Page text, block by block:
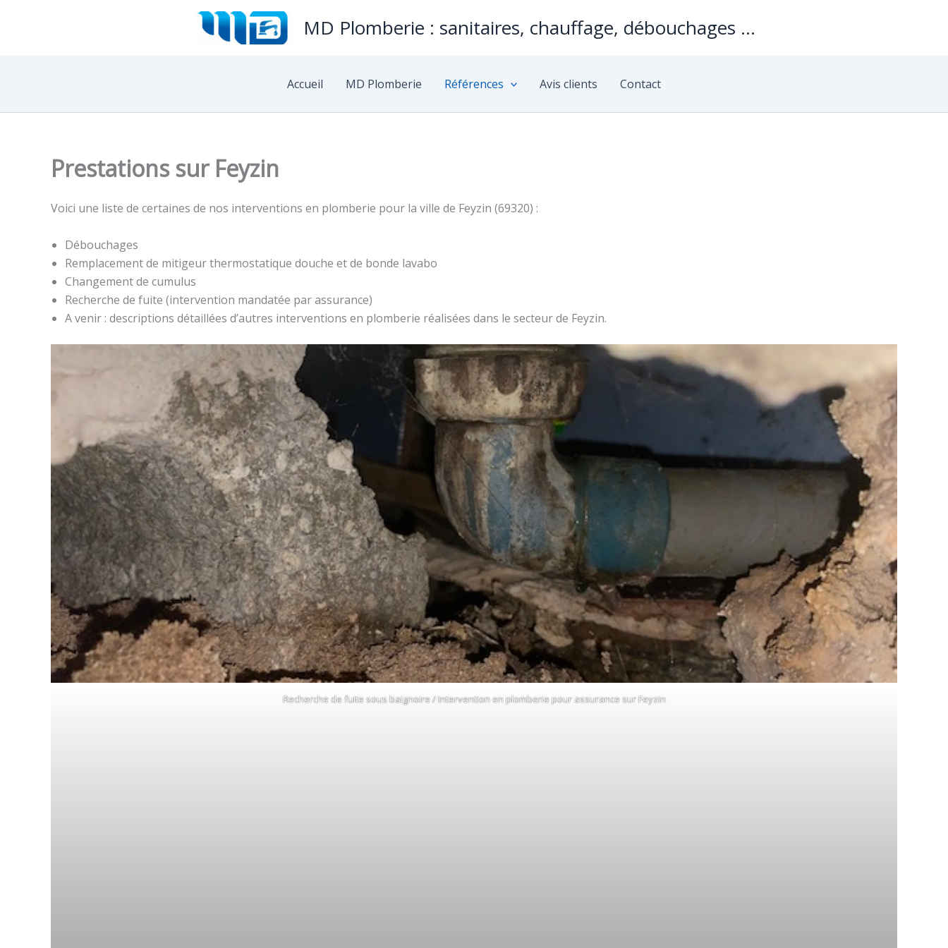
MD Plomberie : sanitaires, chauffage, débouchages ...
Accueil MD Plomberie Références Avis clients Contact
Prestations sur Feyzin
Voici une liste de certaines de nos interventions en plomberie pour la ville de Feyzin (69320) :
Débouchages
Remplacement de mitigeur thermostatique douche et de bonde lavabo
Changement de cumulus
Recherche de fuite (intervention mandatée par assurance)
A venir : descriptions détaillées d’autres interventions en plomberie réalisées dans le secteur de Feyzin.
Recherche de fuite sous baignoire / Intervention en plomberie pour assurance sur Feyzin